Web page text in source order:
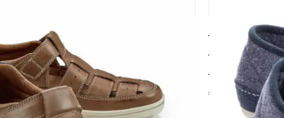
Shockabsorber
Futter
Leder
€ 59,95